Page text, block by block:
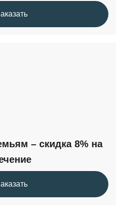
– скидка 8% на